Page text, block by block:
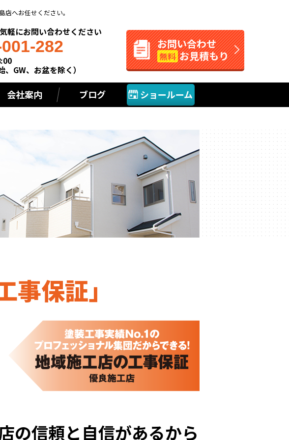
へお任せください。
軽にお問い合わせください
282
GW、お盆を除く）
お問い合わせ
無料 お見積もり
会社案内 ブログ ショールーム
保証」
の信頼と自信があるから